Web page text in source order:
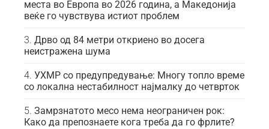
места во Европа во 2026 година, а Македонија
веќе го чувствува истиот проблем
Дрво од 84 метри откриено во досега
неистражена шума
УХМР со предупредување: Многу топло време
со локална нестабилност најмалку до четврток
Замрзнатото месо нема неограничен рок:
Како да препознаете кога треба да го фрлите?